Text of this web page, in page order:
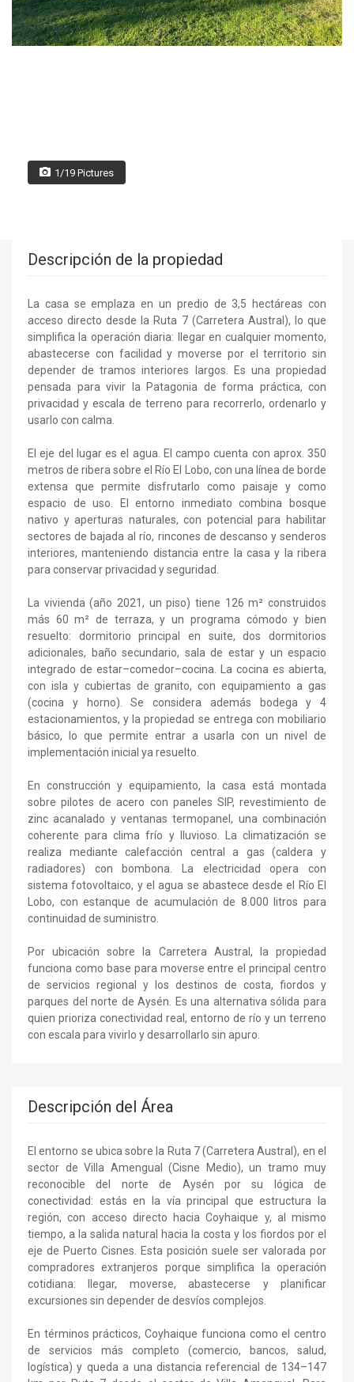
1/19 Pictures
Descripción de la propiedad
La casa se emplaza en un predio de 3,5 hectáreas con
acceso directo desde la Ruta 7 (Carretera Austral), lo que
simplifica la operación diaria: llegar en cualquier momento,
abastecerse con facilidad y moverse por el territorio sin
depender de tramos interiores largos. Es una propiedad
pensada para vivir la Patagonia de forma práctica, con
privacidad y escala de terreno para recorrerlo, ordenarlo y
usarlo con calma.
El eje del lugar es el agua. El campo cuenta con aprox. 350
metros de ribera sobre el Río El Lobo, con una línea de borde
extensa que permite disfrutarlo como paisaje y como
espacio de uso. El entorno inmediato combina bosque
nativo y aperturas naturales, con potencial para habilitar
sectores de bajada al río, rincones de descanso y senderos
interiores, manteniendo distancia entre la casa y la ribera
para conservar privacidad y seguridad.
La vivienda (año 2021, un piso) tiene 126 m² construidos
más 60 m² de terraza, y un programa cómodo y bien
resuelto: dormitorio principal en suite, dos dormitorios
adicionales, baño secundario, sala de estar y un espacio
integrado de estar–comedor–cocina. La cocina es abierta,
con isla y cubiertas de granito, con equipamiento a gas
(cocina y horno). Se considera además bodega y 4
estacionamientos, y la propiedad se entrega con mobiliario
básico, lo que permite entrar a usarla con un nivel de
implementación inicial ya resuelto.
En construcción y equipamiento, la casa está montada
sobre pilotes de acero con paneles SIP, revestimiento de
zinc acanalado y ventanas termopanel, una combinación
coherente para clima frío y lluvioso. La climatización se
realiza mediante calefacción central a gas (caldera y
radiadores) con bombona. La electricidad opera con
sistema fotovoltaico, y el agua se abastece desde el Río El
Lobo, con estanque de acumulación de 8.000 litros para
continuidad de suministro.
Por ubicación sobre la Carretera Austral, la propiedad
funciona como base para moverse entre el principal centro
de servicios regional y los destinos de costa, fiordos y
parques del norte de Aysén. Es una alternativa sólida para
quien prioriza conectividad real, entorno de río y un terreno
con escala para vivirlo y desarrollarlo sin apuro.
Descripción del Área
El entorno se ubica sobre la Ruta 7 (Carretera Austral), en el
sector de Villa Amengual (Cisne Medio), un tramo muy
reconocible del norte de Aysén por su lógica de
conectividad: estás en la vía principal que estructura la
región, con acceso directo hacia Coyhaique y, al mismo
tiempo, a la salida natural hacia la costa y los fiordos por el
eje de Puerto Cisnes. Esta posición suele ser valorada por
compradores extranjeros porque simplifica la operación
cotidiana: llegar, moverse, abastecerse y planificar
excursiones sin depender de desvíos complejos.
En términos prácticos, Coyhaique funciona como el centro
de servicios más completo (comercio, bancos, salud,
logística) y queda a una distancia referencial de 134–147